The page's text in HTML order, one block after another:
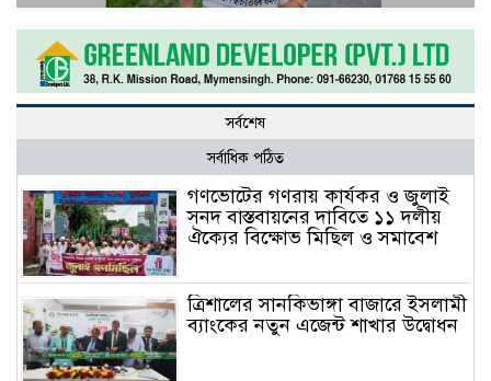
সর্বশেষ
সর্বাধিক পঠিত
গণভোটের গণরায় কার্যকর ও জুলাই
সনদ বাস্তবায়নের দাবিতে ১১ দলীয়
ঐক্যের বিক্ষোভ মিছিল ও সমাবেশ
ত্রিশালের সানকিভাঙ্গা বাজারে ইসলামী
ব্যাংকের নতুন এজেন্ট শাখার উদ্বোধন